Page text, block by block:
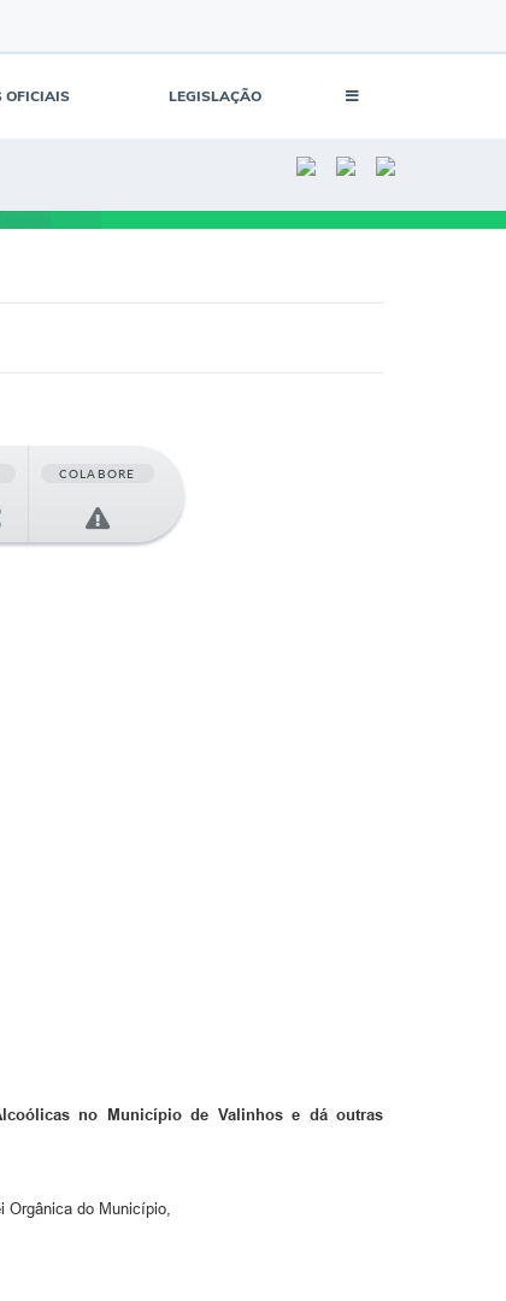
OFICIAIS LEGISLAÇÃO
COLABORE
no Município de Valinhos e dá outras
Orgânica do Município,